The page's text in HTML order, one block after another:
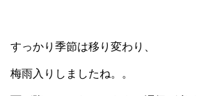
すっかり季節は移り変わり、
梅雨入りしましたね。。